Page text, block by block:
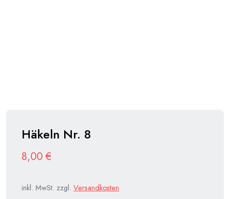
Häkeln Nr. 8
8,00 €
inkl. MwSt. zzgl. Versandkosten